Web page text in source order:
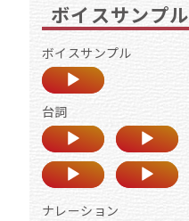
ボイスサンプル
ボイスサンプル
台詞
ナレーション